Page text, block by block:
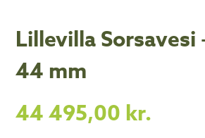
Lillevilla Sorsavesi
44 mm
44 495,00 kr.